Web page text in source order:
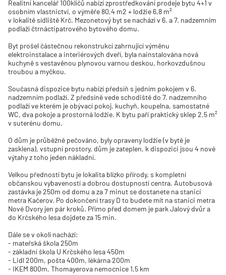
Realitní kancelář 100klíčů nabízí zprostředkování prodeje bytu 4+1 v
osobním vlastnictví, o výměře 80,4 m2 + lodžie 6,8 m²
v lokalitě sídliště Krč. Mezonetový byt se nachází v 6. a 7. nadzemním
podlaží čtrnáctipatrového bytového domu.
Byt prošel částečnou rekonstrukcí zahrnující výměnu
elektroinstalace a interiérových dveří, byla nainstalována nová
kuchyně s vestavěnou plynovou varnou deskou, horkovzdušnou
troubou a myčkou.
Současná dispozice bytu nabízí předsíň s jedním pokojem v 6.
nadzemním podlaží. Z předsíně vede schodiště do 7. nadzemního
podlaží ve kterém je obývací pokoj, kuchyň, koupelna, samostatné
WC, dva pokoje a prostorná lodžie. K bytu paří praktický sklep 2,5 m²
v suterénu domu.
O dům je průběžně pečováno, byly opraveny lodžie (v bytě je
zasklena), vstupní prostory, dům je zateplen, k dispozici jsou 4 nové
výtahy z toho jeden nákladní.
Velkou předností bytu je lokalita blízko přírody, s kompletní
občanskou vybaveností a dobrou dostupností centra. Autobusová
zastávka je 250m od domu a za 7 minut se dostanete na stanici
metra Kačerov. Po dokončení trasy D to budete mít na stanici metra
Nové Dvory jen pár kroků. Přímo před domem je park Jalový dvůr a
do Krčského lesa dojdete za 15 min.
Dále se v okolí nachází:
- mateřská škola 250m
- základní škola U Krčského lesa 450m
- Lidl 200m, pošta 400m, lékárna 200m
- IKEM 800m, Thomayerova nemocnice 1,5 km